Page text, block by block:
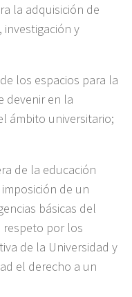
la adquisición de
y
los espacios para la
devenir en la
ámbito universitario;
de la educación
de un
básicas del
respeto por los
de la Universidad y
el derecho a un